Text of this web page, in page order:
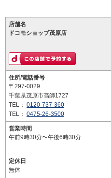
店舗名
ドコモショップ茂原店
住所/電話番号
〒297-0029
千葉県茂原市高師1727
TEL： 0120-737-360
TEL： 0475-26-3500
営業時間
午前9時30分〜午後6時30分
定休日
無休